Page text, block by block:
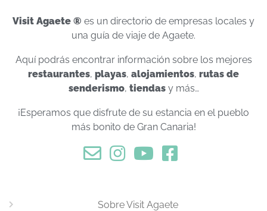
Visit Agaete ® es un directorio de empresas locales y
una guía de viaje de Agaete.
Aquí podrás encontrar información sobre los mejores
restaurantes, playas, alojamientos, rutas de
senderismo, tiendasy más…
¡Esperamos que disfrute de su estancia en el pueblo
más bonito de Gran Canaria!
Sobre Visit Agaete